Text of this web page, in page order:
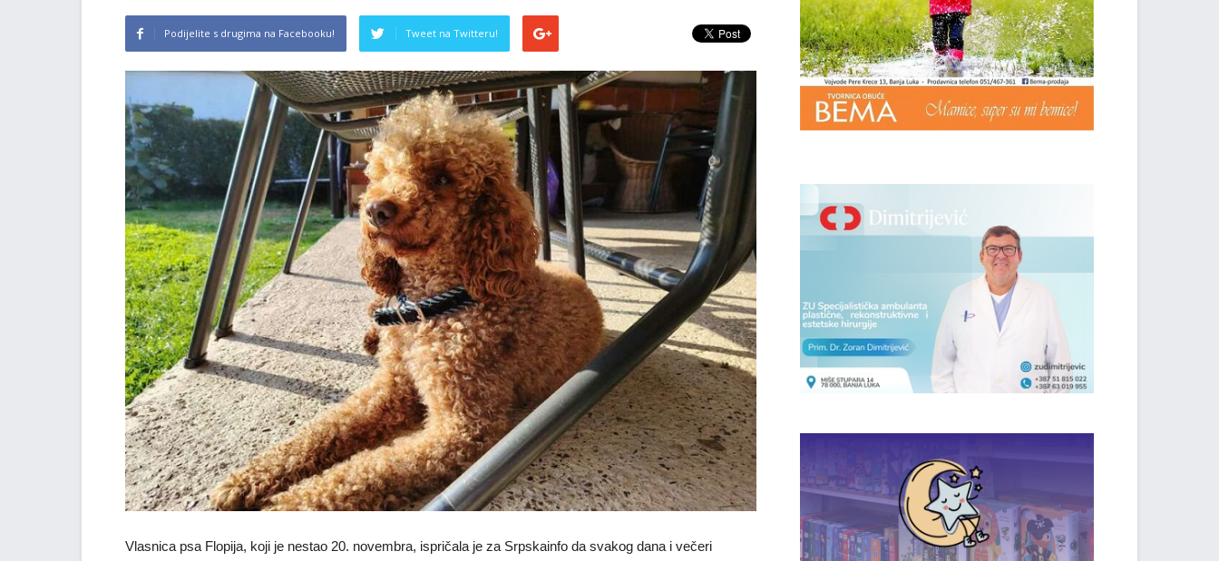
Podijelite s drugima na Facebooku! Tweet na Twitteru!
Vlasnica psa Flopija, koji je nestao 20. novembra, ispričala je za Srpskainfo da svakog dana i večeri